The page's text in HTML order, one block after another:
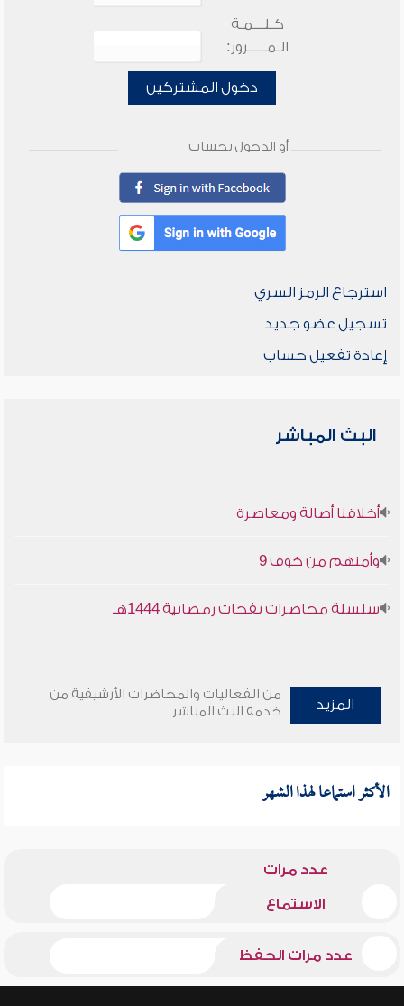
كـلـــمـة
الـمـــــرور:
دخول المشتركين
أو الدخول بحساب
استرجاع الرمز السري
تسجيل عضو جديد
إعادة تفعيل حساب
البث المباشر
أخلاقنا أصالة ومعاصرة
وأمنهم من خوف 9
سلسلة محاضرات نفحات رمضانية 1444هـ
المزيد
من الفعاليات والمحاضرات الأرشيفية من
خدمة البث المباشر
الأكثر استماعا لهذا الشهر
عدد مرات
الاستماع
عدد مرات الحفظ